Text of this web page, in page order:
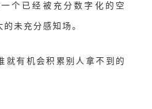
个已经被充分数字化的空
未充分感知场。
就有机会积累别人拿不到的